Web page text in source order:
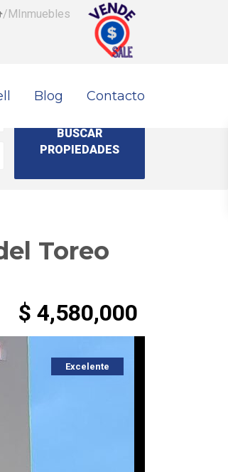
/MInmuebles
Blog Contacto
Toreo
$ 4,580,000
Excelente